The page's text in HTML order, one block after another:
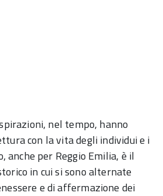
nel tempo, hanno
con la vita degli individui e i
per Reggio Emilia, è il
in cui si sono alternate
e di affermazione dei